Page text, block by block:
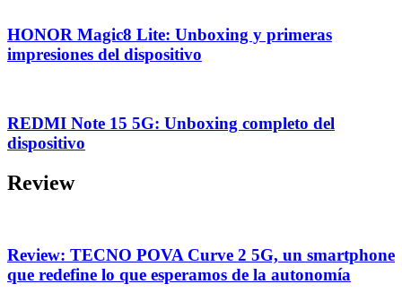
HONOR Magic8 Lite: Unboxing y primeras
impresiones del dispositivo
REDMI Note 15 5G: Unboxing completo del
dispositivo
Review
Review: TECNO POVA Curve 2 5G, un smartphone
que redefine lo que esperamos de la autonomía